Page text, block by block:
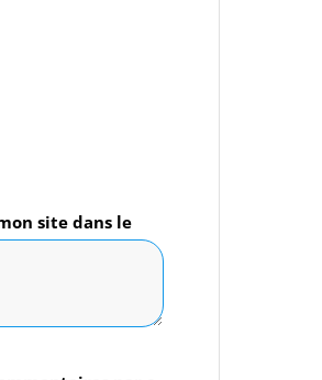
site dans le